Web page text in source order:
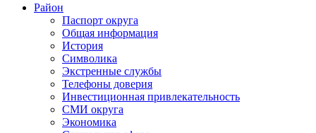
Район
Паспорт округа
Общая информация
История
Символика
Экстренные службы
Телефоны доверия
Инвестиционная привлекательность
СМИ округа
Экономика